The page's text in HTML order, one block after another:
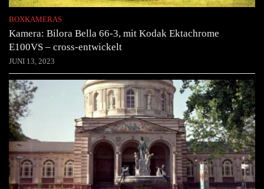
BOXKAMERAS
Kamera: Bilora Bella 66-3, mit Kodak Ektachrome
E100VS – cross-entwickelt
JUNI 13, 2023